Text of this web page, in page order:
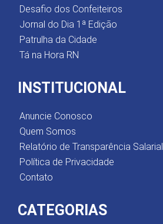
Desafio dos Confeiteiros
Jornal do Dia 1ª Edição
Patrulha da Cidade
Tá na Hora RN
INSTITUCIONAL
Anuncie Conosco
Quem Somos
Relatório de Transparência Salarial
Política de Privacidade
Contato
CATEGORIAS